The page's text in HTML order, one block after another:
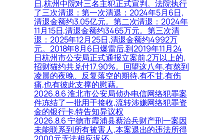
日,杭州中院对三名主犯正式宣判。法院执行
了三次清退：第一次清退：2024年5月6日,
清退金额约3.05亿元。第二次清退：2024年
11月15日,清退金额约3465万元。第三次清
退：2025年12月25日,清退金额约4992万
元。2018年8月6日爆雷后,到2019年11月24
日杭州市公安局正式通报立案前,2万以上的,
招财猫约共兑付17.90%。回望这八年,有熬到
凌晨的夜晚、反复落空的期待,有不甘,有伤
痛,也有彼此支撑的慰藉。
2026.8.6 淮北市公安局侦办电信网络犯罪案
件冻结了一批用于接收,流转涉嫌网络犯罪资
金的银行卡,特告知异议权
2026.8.6 宁德市霞浦县蔡治兵财产刑一案因
未能联系到所有被害人,本案退出的违法所得